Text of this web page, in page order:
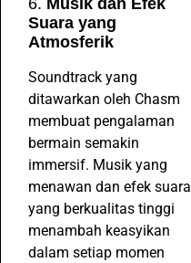
6. Musik dan Efek
Suara yang
Atmosferik
Soundtrack yang
ditawarkan oleh Chasm
membuat pengalaman
bermain semakin
immersif. Musik yang
menawan dan efek suara
yang berkualitas tinggi
menambah keasyikan
dalam setiap momen